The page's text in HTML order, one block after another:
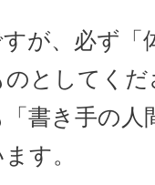
が、必ず
のとしてく
書き手の
す。